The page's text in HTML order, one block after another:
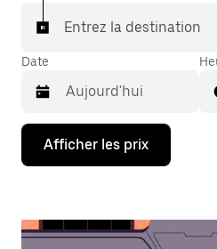
Entrez la destination
Date
Appuyez
la
bas
Afficher les prix